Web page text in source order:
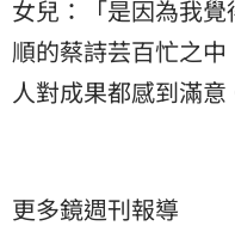
女兒：「是因為我
順的蔡詩芸百忙之
人對成果都感到滿意
更多鏡週刊報導